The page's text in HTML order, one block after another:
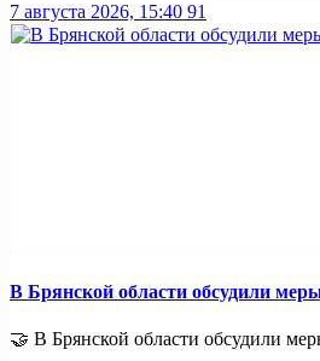
7 августа 2026, 15:40 91
В Брянской области обсудили
🤝 В Брянской области обсудили